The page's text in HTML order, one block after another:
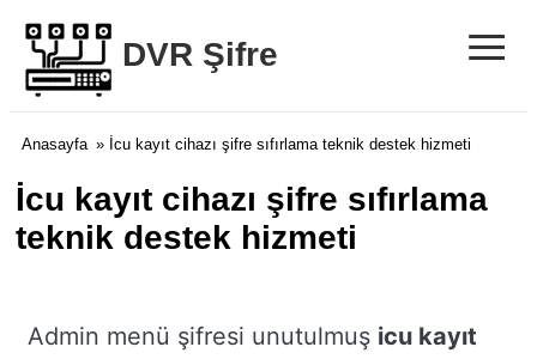
DVR Şifre ≡
Anasayfa » İcu kayıt cihazı şifre sıfırlama teknik destek hizmeti
İcu kayıt cihazı şifre sıfırlama
teknik destek hizmeti
Admin menü şifresi unutulmuş icu kayıt